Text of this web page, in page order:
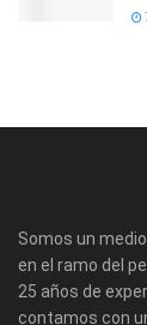
Somos un
en el ramo del
25 años de
contamos con